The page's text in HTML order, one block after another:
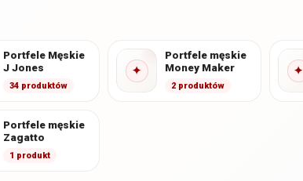
Portfele Męskie
J Jones
34 produktów
✦
Portfele męskie
Money Maker
2 produktów
✦
Portfele męskie
Zagatto
1 produkt